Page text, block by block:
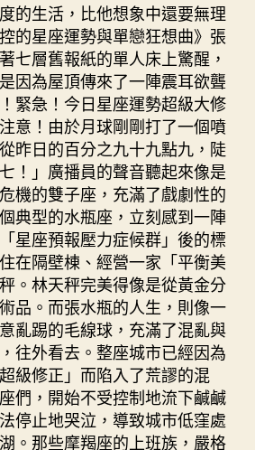
的生活，比他想象中還要無理
的星座運勢與單戀狂想曲》張
七層舊報紙的單人床上驚醒，
因為屋頂傳來了一陣震耳欲聾
緊急！今日星座運勢超級大修
意！由於月球剛剛打了一個噴
昨日的百分之九十九點九，陡
！」廣播員的聲音聽起來像是
機的雙子座，充滿了戲劇性的
典型的水瓶座，立刻感到一陣
星座預報壓力症候群」後的標
在隔壁棟、經營一家「平衡美
。林天秤完美得像是從黃金分
品。而張水瓶的人生，則像一
亂踢的毛線球，充滿了混亂與
往外看去。整座城市已經因為
級修正」而陷入了荒謬的混
們，開始不受控制地流下鹹鹹
停止地哭泣，導致城市低窪處
。那些摩羯座的上班族，嚴格